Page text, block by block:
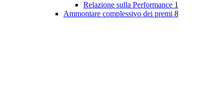
Relazione sulla Performance 1
Ammontare complessivo dei premi 8